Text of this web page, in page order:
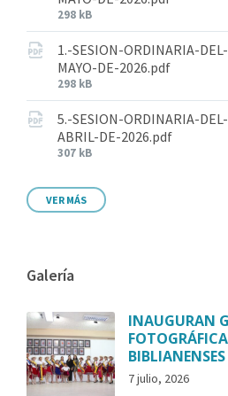
298 kB
1.-SESION-ORDINARIA-
MAYO-DE-2026.pdf
298 kB
5.-SESION-ORDINARIA-
ABRIL-DE-2026.pdf
307 kB
VER MÁS
Galería
INAUGURAN
BIBLIANENSES
7 julio, 2026